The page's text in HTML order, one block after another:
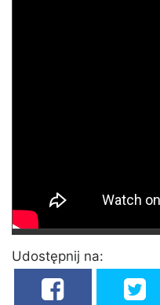
Udostępnij na: